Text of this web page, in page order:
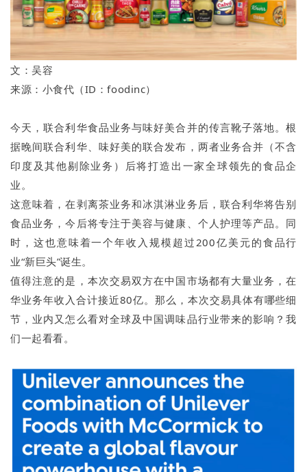
文：吴容
来源：小食代（ID：foodinc）
今天，联合利华食品业务与味好美合并的传言靴子落地。根
据晚间联合利华、味好美的联合发布，两者业务合并（不含
印度及其他剔除业务）后将打造出一家全球领先的食品企
业。
这意味着，在剥离茶业务和冰淇淋业务后，联合利华将告别
食品业务，今后将专注于美容与健康、个人护理等产品。同
时，这也意味着一个年收入规模超过200亿美元的食品行
业“新巨头”诞生。
值得注意的是，本次交易双方在中国市场都有大量业务，在
华业务年收入合计接近80亿。那么，本次交易具体有哪些细
节，业内又怎么看对全球及中国调味品行业带来的影响？我
们一起看看。